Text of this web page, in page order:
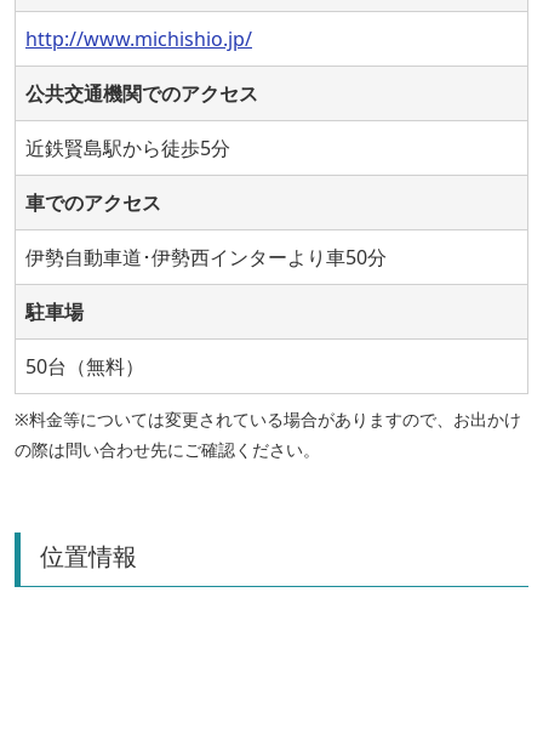
http://www.michishio.jp/
公共交通機関でのアクセス
近鉄賢島駅から徒歩5分
車でのアクセス
伊勢自動車道･伊勢西インターより車50分
駐車場
50台（無料）
※料金等については変更されている場合がありますので、お出かけ
の際は問い合わせ先にご確認ください。
位置情報